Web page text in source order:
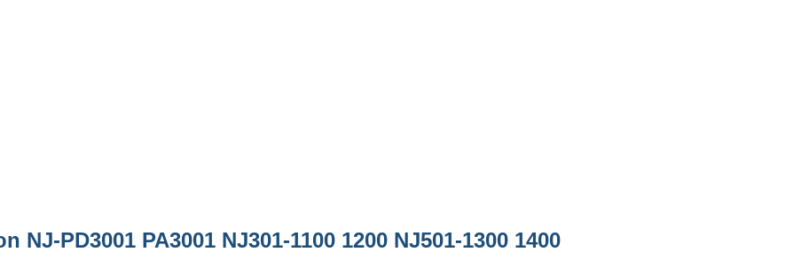
PD3001 PA3001 NJ301-1100 1200 NJ501-1300 1400